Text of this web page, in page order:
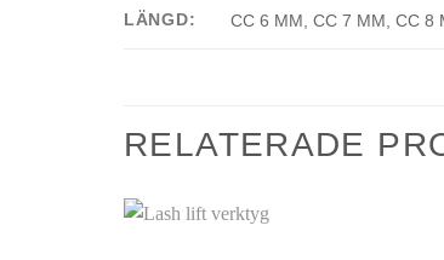
LÄNGD: CC 6 MM, CC 7 MM, CC 8
RELATERADE